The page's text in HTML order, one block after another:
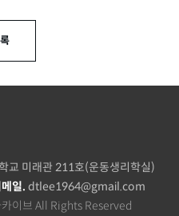
교 미래관 211호(운동생리학실)
일. dtlee1964@gmail.com
이브 All Rights Reserved